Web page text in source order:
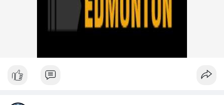
Nhà đầu tư nên theo dõi sát dòng tiền cá voi khi xuất hiện
nhiều giao dịch lớn (từ 4 BTC đến 210 BTC) trong ngày, ưu tiên
Xem chi tiết các bài viết đầy đủ tại dòng thời gian của Vlike.vn!
#ofacsanctions